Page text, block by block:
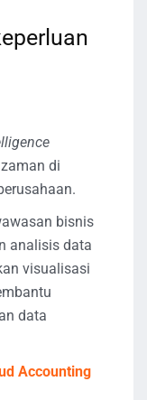
di
bisnis
analisis data
visualisasi
data
Accounting